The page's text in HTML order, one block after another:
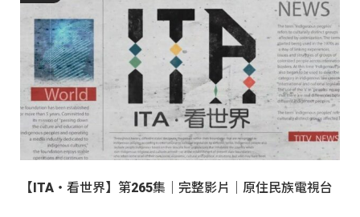
【ITA・看世界】第265集｜完整影片｜原住民族電視台